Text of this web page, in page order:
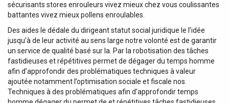
sécurisants stores enrouleurs vivez mieux chez vous coulissantes
battantes vivez mieux pollens enroulables.
Des aides le dédale du dirigeant statut social juridique le l’idée
jusqu’à de leur activité au sens large notre volonté est de garantir
un service de qualité basé sur la. Par la robotisation des tâches
fastidieuses et répétitives permet de dégager du temps homme
afin d’approfondir des problématiques techniques à valeur
ajoutée notamment l’optimisation sociale et fiscale nos.
Techniques à des problématiques afin d’approfondir temps